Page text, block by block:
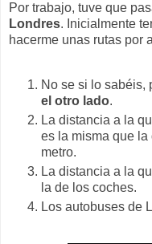
Por trabajo, tuve que
Londres. Inicialmente
hacerme unas rutas por
No se si lo sabéis,
el otro lado.
La distancia a la
es la misma que la
metro.
La distancia a la
la de los coches.
Los autobuses de